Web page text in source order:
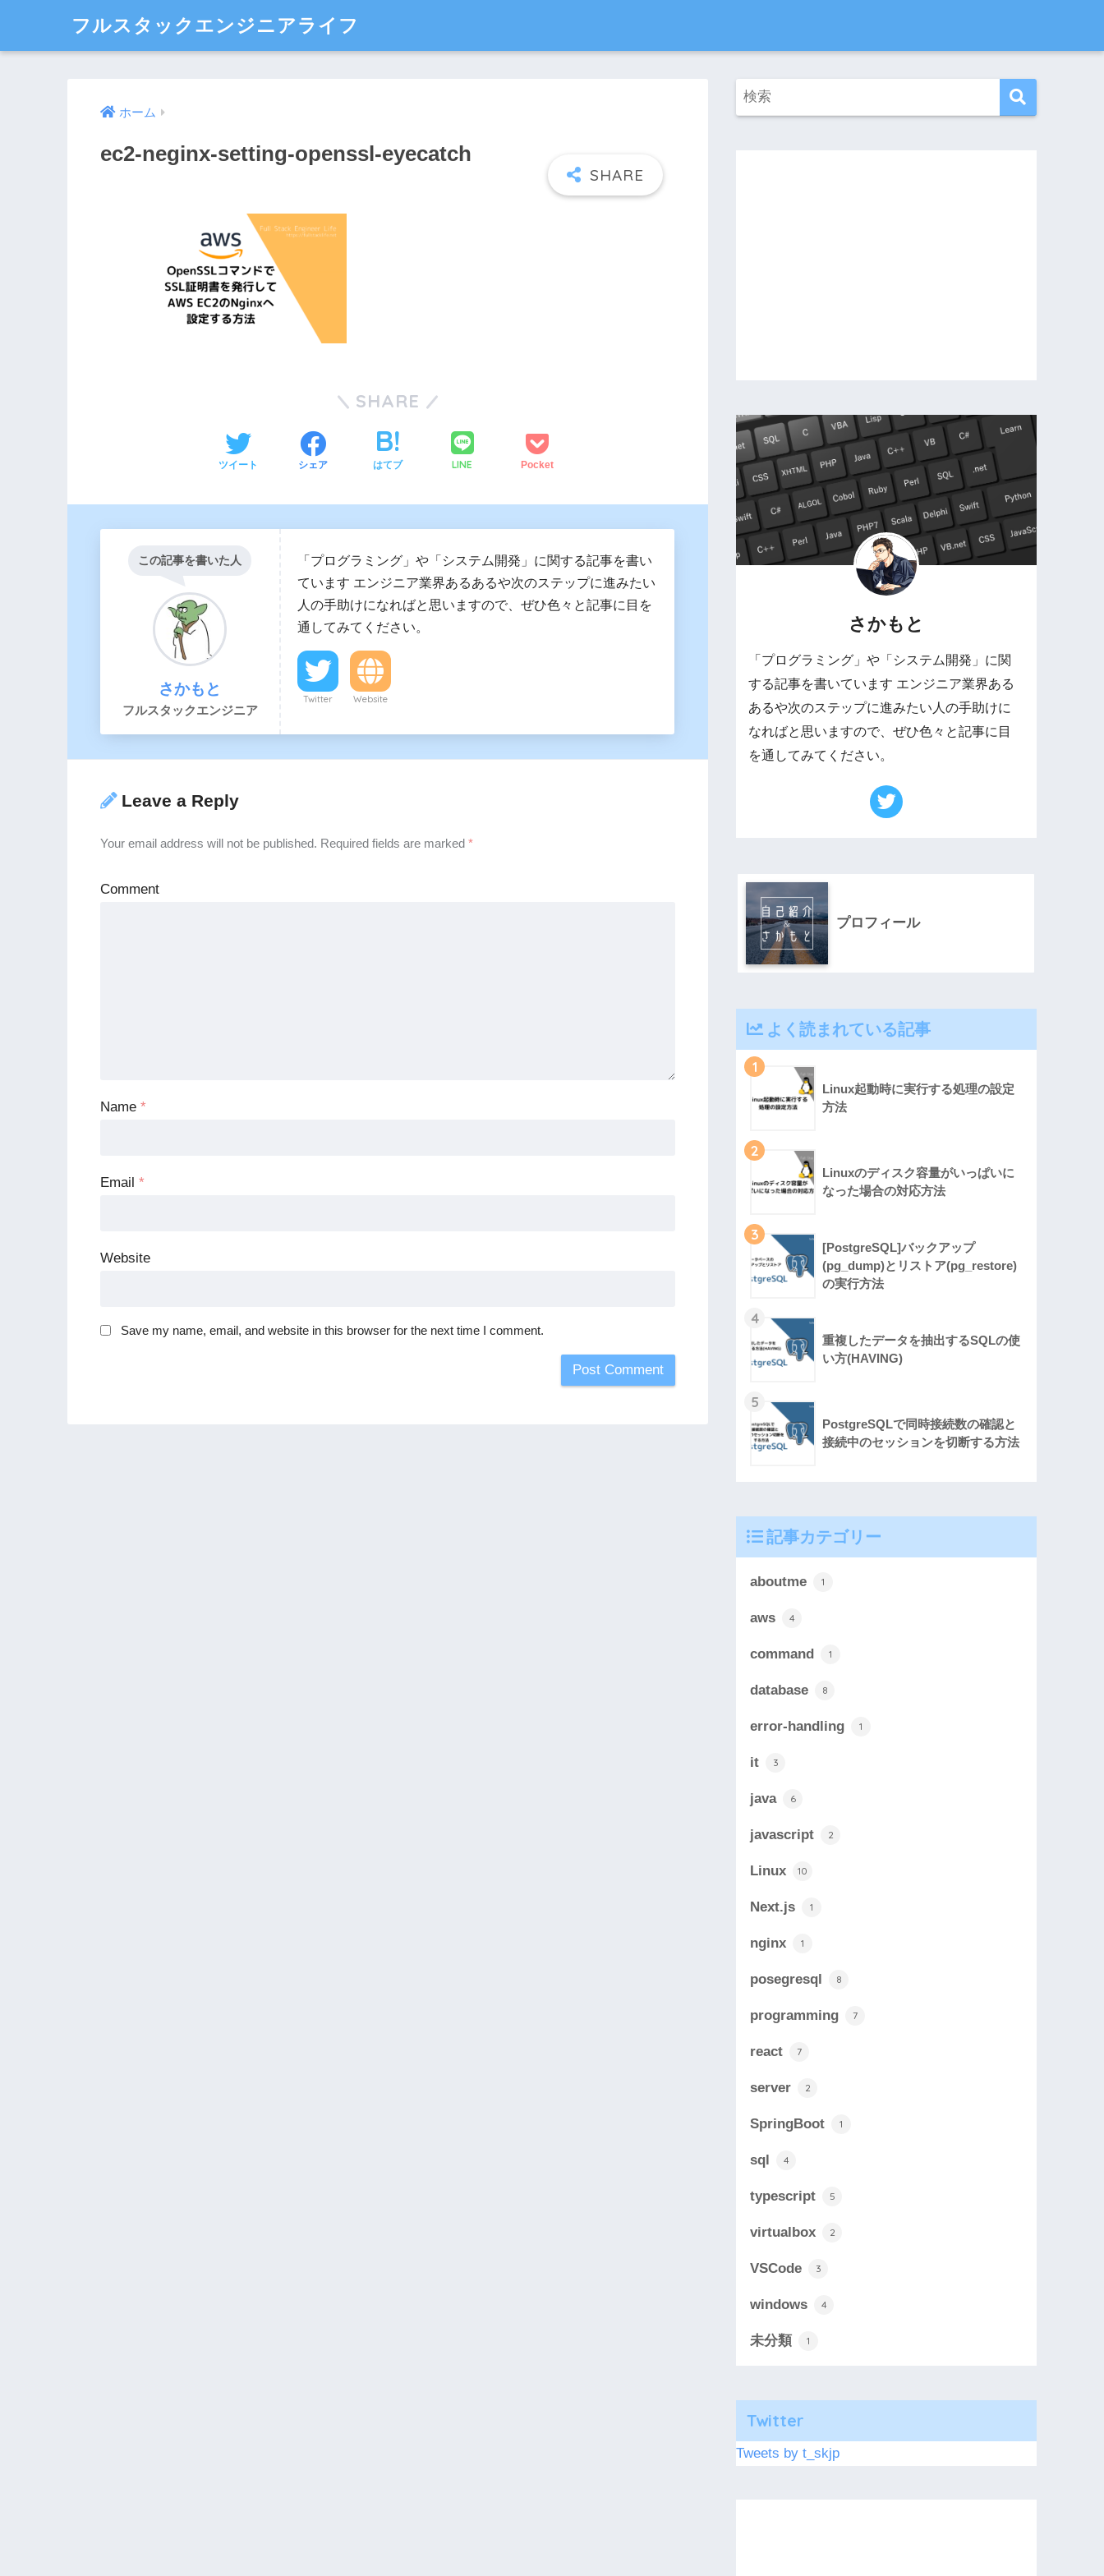
フルスタックエンジニアライフ
ホーム
ec2-neginx-setting-openssl-eyecatch
SHARE
ツイート シェア はてブ LINE Pocket
この記事を書いた人
さかもと
フルスタックエンジニア
「プログラミング」や「システム開発」に関する記事を書い
ています エンジニア業界あるあるや次のステップに進みたい
人の手助けになればと思いますので、ぜひ色々と記事に目を
通してみてください。
Twitter Website
Leave a Reply
Your email address will not be published. Required fields are marked *
Comment
Name *
Email *
Website
Save my name, email, and website in this browser for the next time I comment.
さかもと
「プログラミング」や「システム開発」に関
する記事を書いています エンジニア業界ある
あるや次のステップに進みたい人の手助けに
なればと思いますので、ぜひ色々と記事に目
を通してみてください。
プロフィール
よく読まれている記事
1
Linux起動時に実行する処理の設定
方法
2
Linuxのディスク容量がいっぱいに
なった場合の対応方法
3
[PostgreSQL]バックアップ
(pg_dump)とリストア(pg_restore)
の実行方法
4
重複したデータを抽出するSQLの使
い方(HAVING)
5
PostgreSQLで同時接続数の確認と
接続中のセッションを切断する方法
記事カテゴリー
aboutme 1
aws 4
command 1
database 8
error-handling 1
it 3
java 6
javascript 2
Linux 10
Next.js 1
nginx 1
posegresql 8
programming 7
react 7
server 2
SpringBoot 1
sql 4
typescript 5
virtualbox 2
VSCode 3
windows 4
未分類 1
Twitter
Tweets by t_skjp